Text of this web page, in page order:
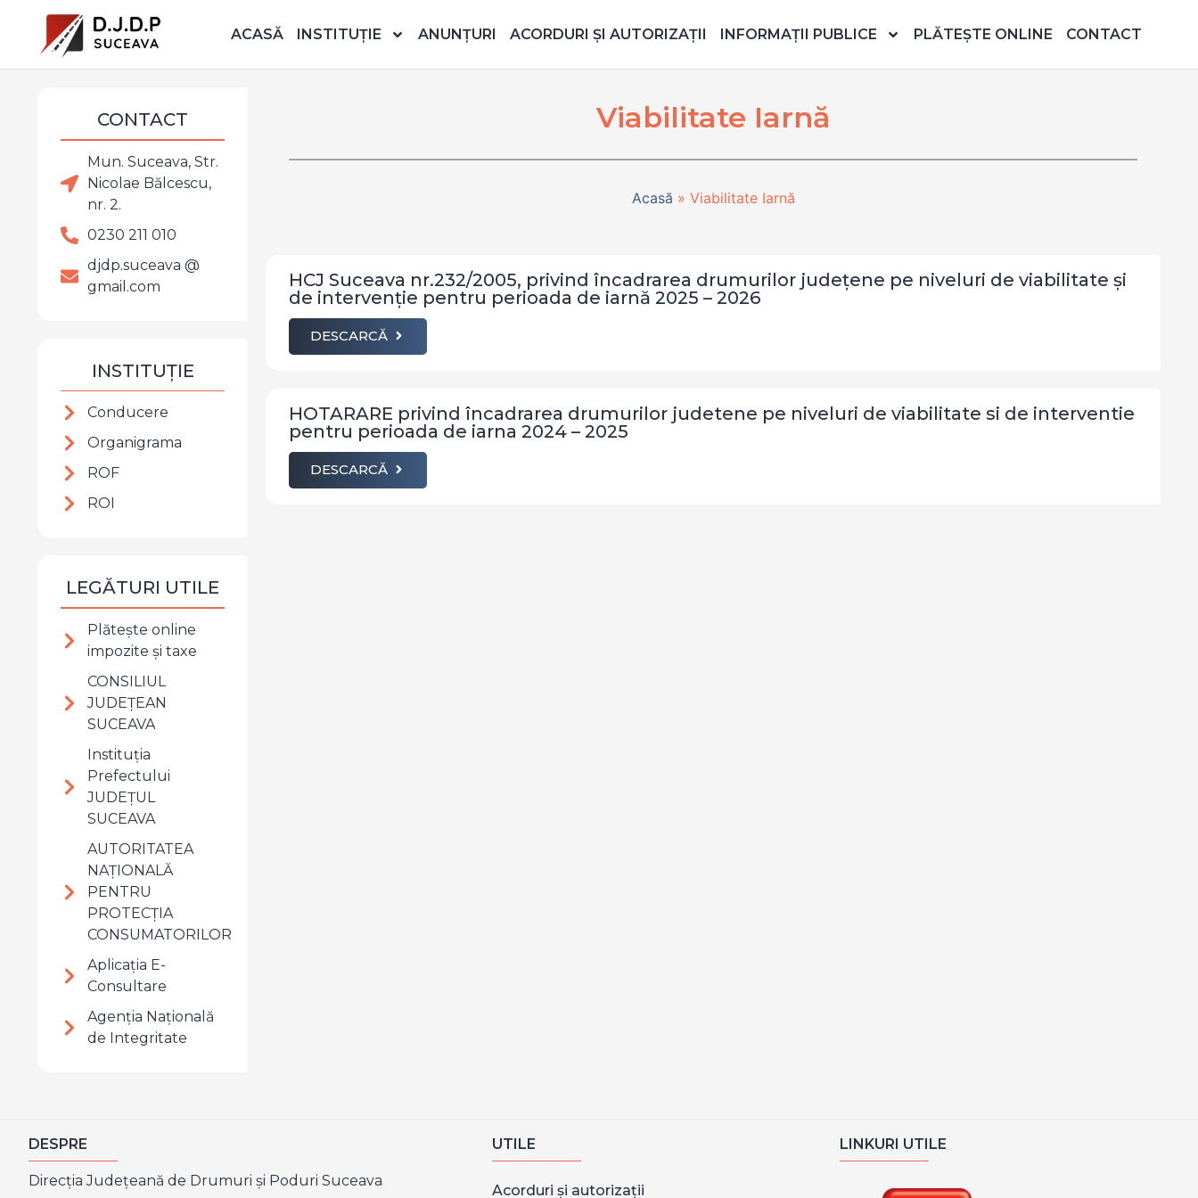
ACASĂ INSTITUȚIE ANUNȚURI ACORDURI ȘI AUTORIZAȚII INFORMAȚII PUBLICE PLĂTEȘTE ONLINE CONTACT
CONTACT
Mun. Suceava, Str.
Nicolae Bălcescu,
nr. 2.
0230 211 010
djdp.suceava @
gmail.com
INSTITUȚIE
Conducere
Organigrama
ROF
ROI
LEGĂTURI UTILE
Plătește online
impozite şi taxe
CONSILIUL
JUDEȚEAN
SUCEAVA
Instituția
Prefectului
JUDEȚUL
SUCEAVA
AUTORITATEA
NAȚIONALĂ
PENTRU
PROTECȚIA
CONSUMATORILOR
Aplicația E-
Consultare
Agenția Națională
de Integritate
Viabilitate Iarnă
Acasă » Viabilitate Iarnă
HCJ Suceava nr.232/2005, privind încadrarea drumurilor judeţene pe niveluri de viabilitate și
de intervenție pentru perioada de iarnă 2025 – 2026
DESCARCĂ
HOTARARE privind încadrarea drumurilor judetene pe niveluri de viabilitate si de interventie
pentru perioada de iarna 2024 – 2025
DESCARCĂ
DESPRE
Direcţia Judeţeană de Drumuri şi Poduri Suceava
UTILE
Acorduri și autorizații
LINKURI UTILE